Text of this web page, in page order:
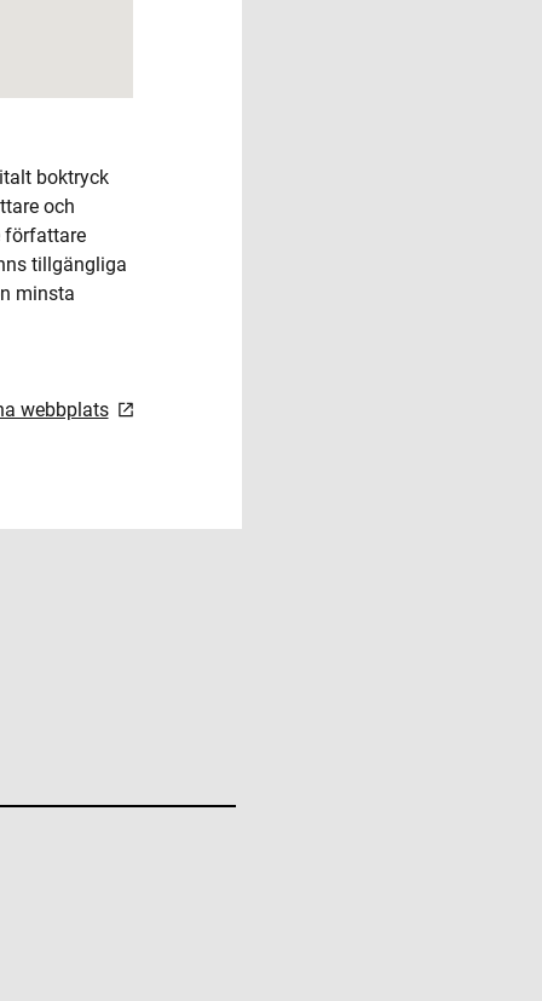
boktryck
och
författare
tillgängliga
minsta
webbplats